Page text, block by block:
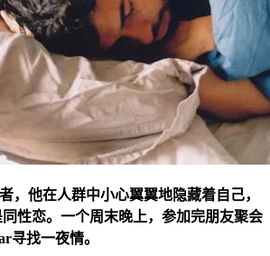
，他在人群中小心翼翼地隐藏着自己，
性恋。一个周末晚上，参加完朋友聚会
寻找一夜情。